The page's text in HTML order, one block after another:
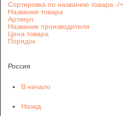
Сортировка по названию товара -/+
Название товара
Артикул
Название производителя
Цена товара
Порядок
Россия
В начало
Назад